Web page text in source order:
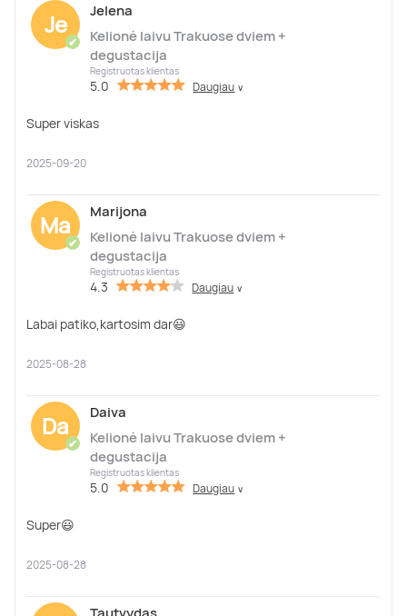
Je
✔
Jelena
Kelionė laivu Trakuose dviem +
degustacija
Registruotas klientas
5.0 Daugiau ∨
Super viskas
2025-09-20
Ma
✔
Marijona
Kelionė laivu Trakuose dviem +
degustacija
Registruotas klientas
4.3 Daugiau ∨
Labai patiko,kartosim dar😃
2025-08-28
Da
✔
Daiva
Kelionė laivu Trakuose dviem +
degustacija
Registruotas klientas
5.0 Daugiau ∨
Super😃
2025-08-28